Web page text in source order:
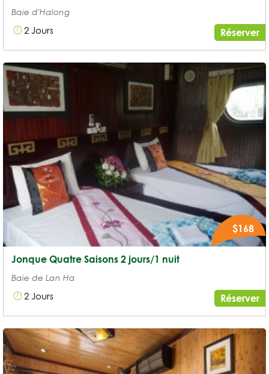
Baie d'Halong
2 Jours Réserver
$168
Jonque Quatre Saisons 2 jours/1 nuit
Baie de Lan Ha
2 Jours Réserver